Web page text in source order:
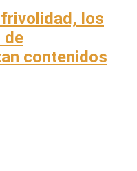
los
de
contenidos